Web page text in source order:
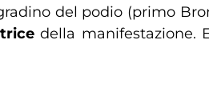
del podio (primo
della manifestazione.